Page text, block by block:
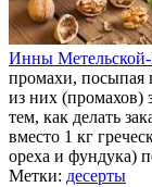
Инны
промахи, посыпая
из них (промахов)
тем, как делать
вместо 1 кг
ореха и фундука)
Метки: десерты